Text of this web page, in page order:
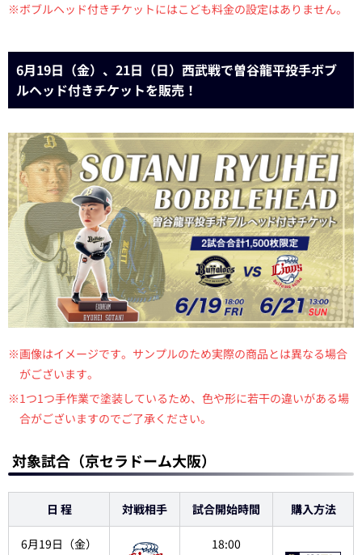
※ボブルヘッド付きチケットにはこども料金の設定はありません。
6月19日（金）、21日（日）西武戦で曽谷龍平投手ボブ
ルヘッド付きチケットを販売！
※画像はイメージです。サンプルのため実際の商品とは異なる場合
がございます。
※1つ1つ手作業で塗装しているため、色や形に若干の違いがある場
合がございますのでご了承ください。
対象試合（京セラドーム大阪）
日 程 対戦相手 試合開始時間 購入方法
6月19日（金） 18:00